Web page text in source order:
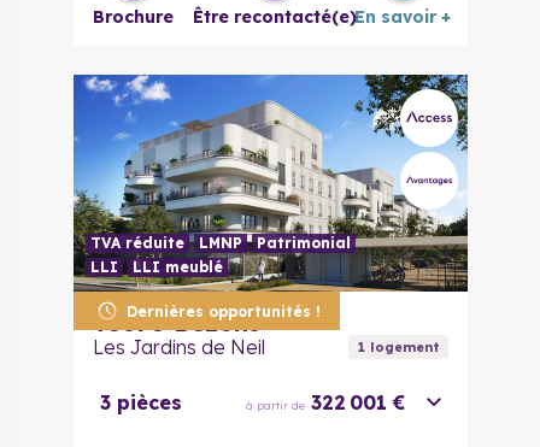
4 pièces à partir de 315 621 €
Brochure Être recontacté(e)En savoir +
Dernières opportunités !
TVA réduite LMNP
Patrimonial
LLI
LLI meublé
95870 Bezons
Les Jardins de Neil 1logement
3 pièces à partir de 322 001 €